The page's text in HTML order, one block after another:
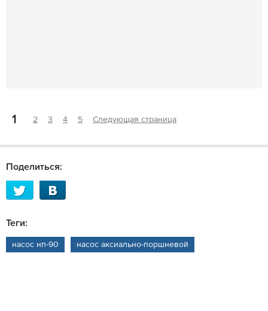
1 2 3 4 5 Следующая страница
Поделиться:
Теги:
насос нп-90 насос аксиально-поршневой